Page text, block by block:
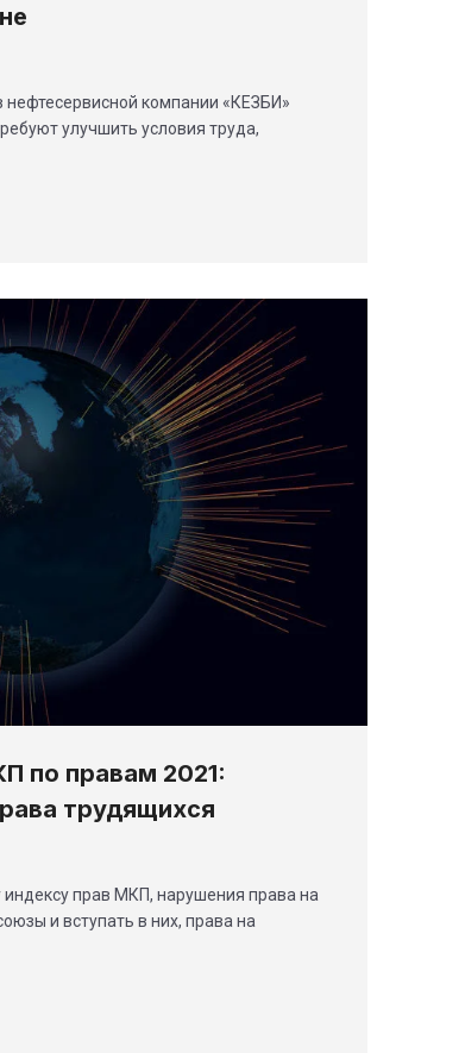
компании «КЕЗБИ»
улучшить условия труда,
по правам 2021:
трудящихся
прав МКП, нарушения права на
и вступать в них, права на